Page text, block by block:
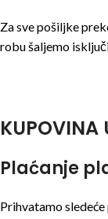
Za sve pošiljke
robu šaljemo
KUPOVINA
Plaćanje
Prihvatamo